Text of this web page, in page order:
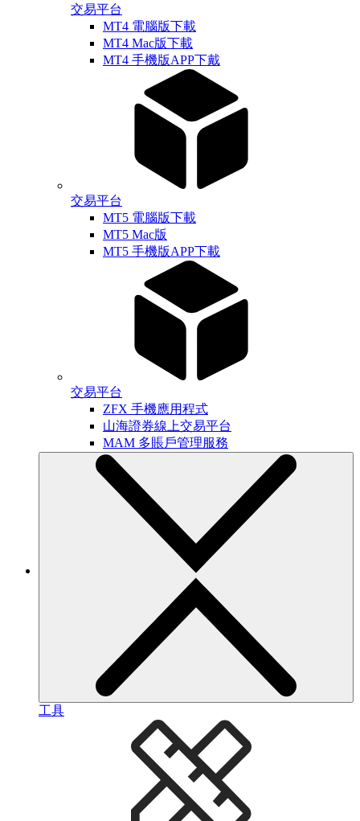
交易平台
MT4 電腦版下載
MT4 Mac版下載
MT4 手機版APP下戴
交易平台
MT5 電腦版下載
MT5 Mac版
MT5 手機版APP下載
交易平台
ZFX 手機應用程式
山海證券線上交易平台
MAM 多賬戶管理服務
工具